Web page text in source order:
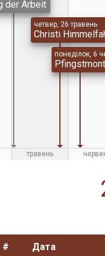
der Arbeit
четвер, 26 травень
Christi
понеділок, 6
травень
# Дата